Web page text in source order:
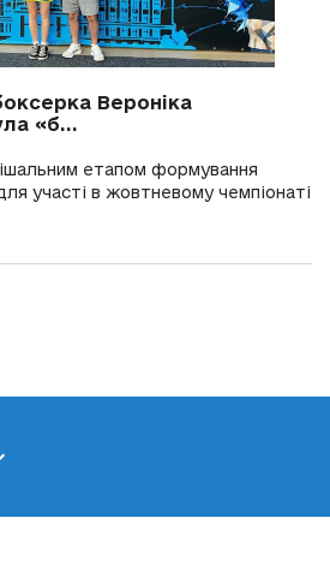
Вероніка
«б...
етапом формування
участі в жовтневому чемпіонаті